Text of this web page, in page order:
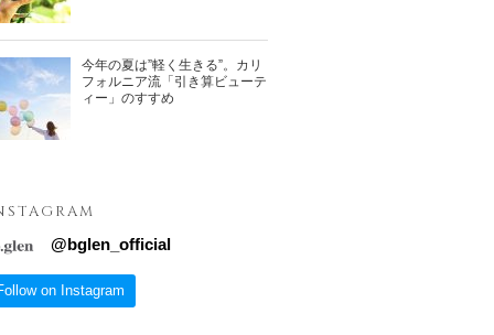
今年の夏は”軽く生きる”。カリ
フォルニア流「引き算ビューテ
ィー」のすすめ
@bglen_official
on Instagram